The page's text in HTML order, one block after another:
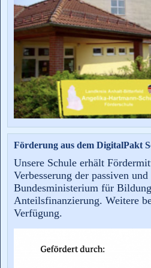
Förderung aus dem DigitalPakt
Unsere Schule erhält
Verbesserung der passiven
Bundesministerium für
Anteilsfinanzierung. Weitere
Verfügung.